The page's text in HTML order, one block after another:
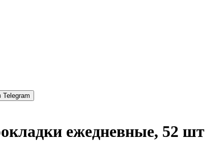
Telegram
ежедневные, 52 шт